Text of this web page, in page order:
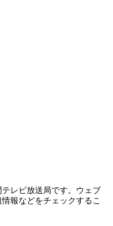
レビ放送局です。ウェブ
報などをチェックするこ